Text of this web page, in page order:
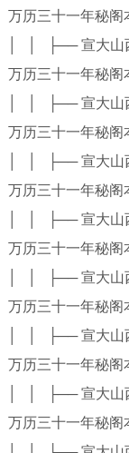
万历三十一年秘阁
│ │ ├── 宣大山
万历三十一年秘阁
│ │ ├── 宣大山
万历三十一年秘阁
│ │ ├── 宣大山
万历三十一年秘阁
│ │ ├── 宣大山
万历三十一年秘阁
│ │ ├── 宣大山
万历三十一年秘阁
│ │ ├── 宣大山
万历三十一年秘阁
│ │ ├── 宣大山
万历三十一年秘阁